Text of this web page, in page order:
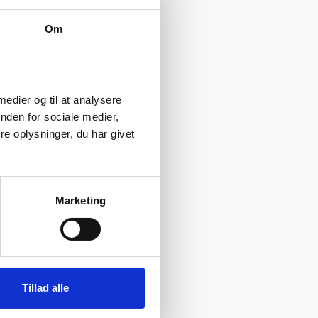
Om
og til at analysere
for sociale medier,
oplysninger, du har givet
Marketing
Tillad alle
3 års garanti
Når du køber
behov og
sikrer vi, at din
har mange år
er det ikke den